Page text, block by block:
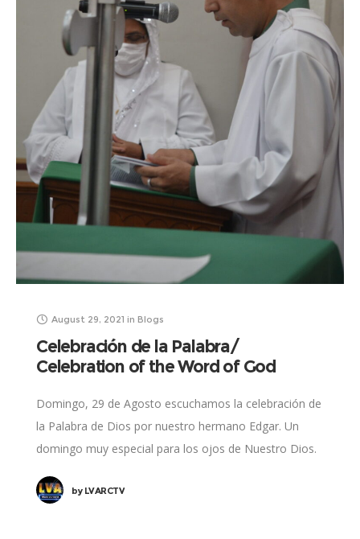
August 29, 2021 in Blogs
Celebración de la Palabra/
Celebration of the Word of God
Domingo, 29 de Agosto escuchamos la celebración de
la Palabra de Dios por nuestro hermano Edgar. Un
domingo muy especial para los ojos de Nuestro Dios.
byLVARCTV